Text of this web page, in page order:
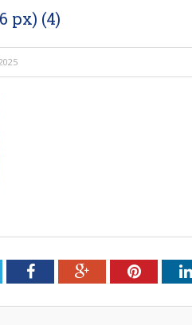
px) (4)
FacebookGoogle+Pinterest